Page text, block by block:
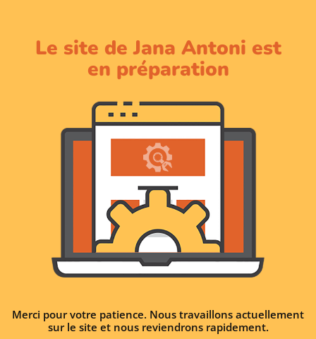
Le site de Jana Antoni est
en préparation
Merci pour votre patience. Nous travaillons actuellement
sur le site et nous reviendrons rapidement.